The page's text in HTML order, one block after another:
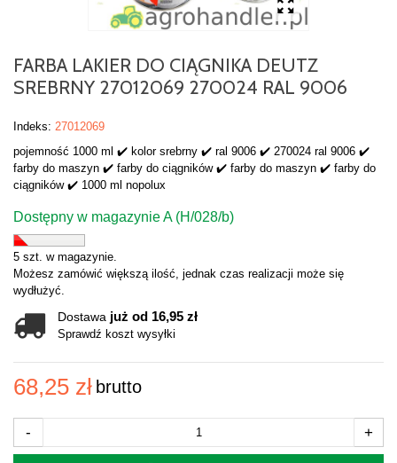
FARBA LAKIER DO CIĄGNIKA DEUTZ
SREBRNY 27012069 270024 RAL 9006
Indeks: 27012069
pojemność 1000 ml ✔️ kolor srebrny ✔️ ral 9006 ✔️ 270024 ral 9006 ✔️
farby do maszyn ✔️ farby do ciągników ✔️ farby do maszyn ✔️ farby do
ciągników ✔️ 1000 ml nopolux
Dostępny w magazynie A (H/028/b)
5 szt. w magazynie.
Możesz zamówić większą ilość, jednak czas realizacji może się
wydłużyć.
Dostawa już od 16,95 zł
Sprawdź koszt wysyłki
68,25 zł brutto
- +